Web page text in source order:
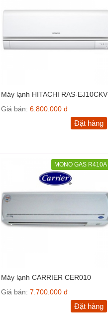
Máy lạnh HITACHI RAS-EJ10CKV
Giá bán: 6.800.000 đ
Đặt hàng
MONO GAS R410A
Máy lạnh CARRIER CER010
Giá bán: 7.700.000 đ
Đặt hàng